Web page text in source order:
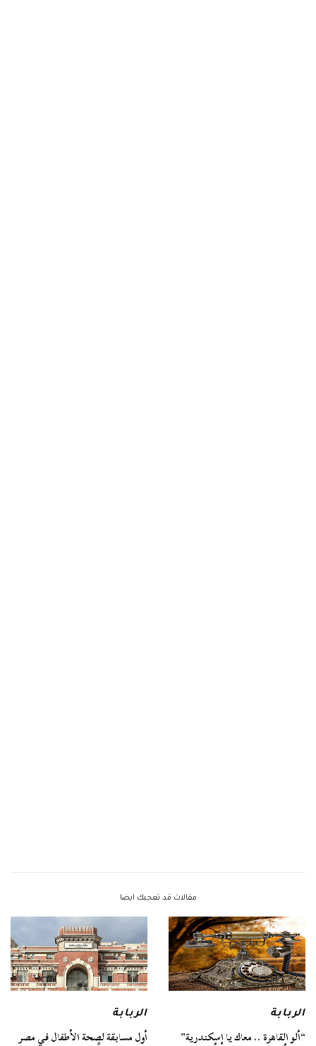
مقالات قد تعجبك ايضا
الربابة
“ألو القاهرة .. معاك يا إسكندرية”
الربابة
أول مسابقة لصحة الأطفال في مصر